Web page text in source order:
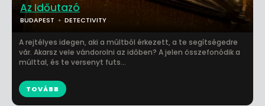
Az Időutazó
BUDAPEST DETECTIVITY
A rejtélyes idegen, aki a múltból érkezett, a te segítségedre
vár. Akarsz vele vándorolni az időben? A jelen összefonódik a
múlttal, és te versenyt futs...
TOVÁBB